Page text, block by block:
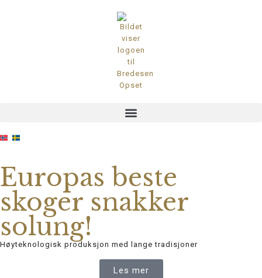
Europas beste
skoger snakker
solung!
Høyteknologisk produksjon med lange tradisjoner
Les mer